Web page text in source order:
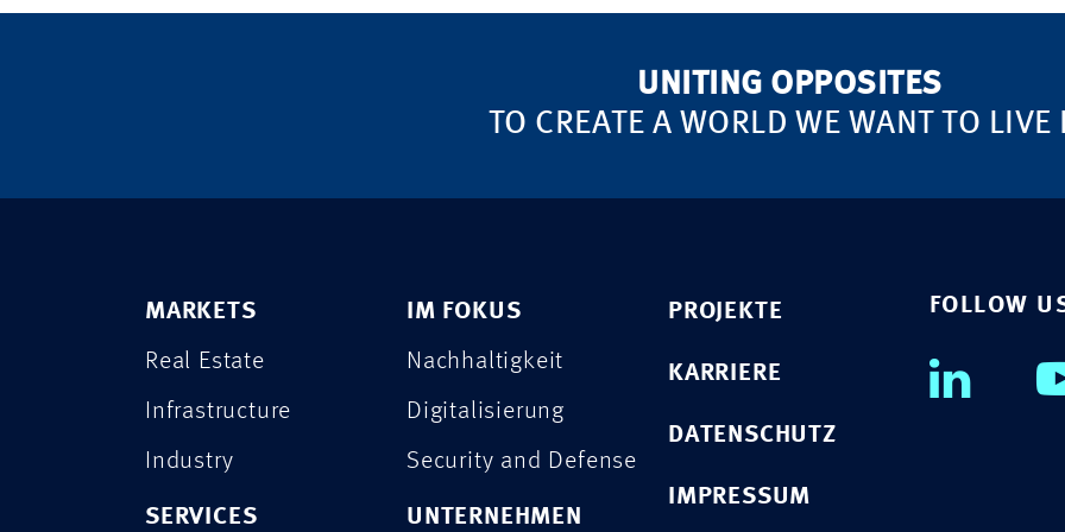
UNITING OPPOSITES
TO CREATE A WORLD WE WANT TO LIVE
MARKETS
Real Estate
Infrastructure
Industry
SERVICES
IM FOKUS
Nachhaltigkeit
Digitalisierung
Security and Defense
UNTERNEHMEN
PROJEKTE
KARRIERE
DATENSCHUTZ
IMPRESSUM
FOLLOW